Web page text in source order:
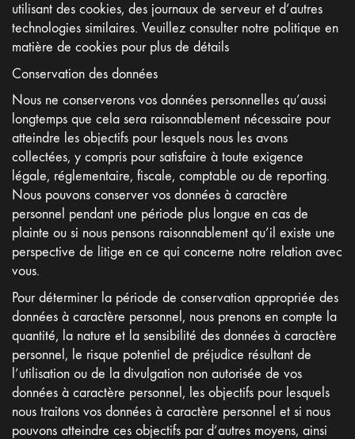
utilisant des cookies, des journaux de serveur et d’autres
technologies similaires. Veuillez consulter notre politique en
matière de cookies pour plus de détails
Conservation des données
Nous ne conserverons vos données personnelles qu’aussi
longtemps que cela sera raisonnablement nécessaire pour
atteindre les objectifs pour lesquels nous les avons
collectées, y compris pour satisfaire à toute exigence
légale, réglementaire, fiscale, comptable ou de reporting.
Nous pouvons conserver vos données à caractère
personnel pendant une période plus longue en cas de
plainte ou si nous pensons raisonnablement qu’il existe une
perspective de litige en ce qui concerne notre relation avec
vous.
Pour déterminer la période de conservation appropriée des
données à caractère personnel, nous prenons en compte la
quantité, la nature et la sensibilité des données à caractère
personnel, le risque potentiel de préjudice résultant de
l’utilisation ou de la divulgation non autorisée de vos
données à caractère personnel, les objectifs pour lesquels
nous traitons vos données à caractère personnel et si nous
pouvons atteindre ces objectifs par d’autres moyens, ainsi
Conditions générales
Mention Légale
Politique de confidentialité
Copyright @2021 nepto
Contact